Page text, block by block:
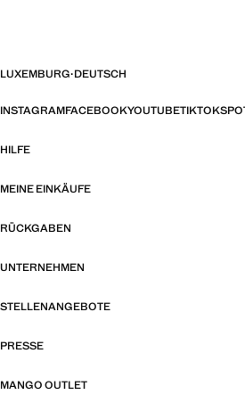
LUXEMBURG·DEUTSCH
INSTAGRAMFACEBOOKYOUTUBETIKTOK
HILFE
MEINE EINKÄUFE
RÜCKGABEN
UNTERNEHMEN
STELLENANGEBOTE
PRESSE
MANGO OUTLET